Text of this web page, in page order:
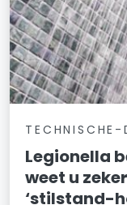
TECHNISCHE-
Legionella
weet u
‘stilstand-